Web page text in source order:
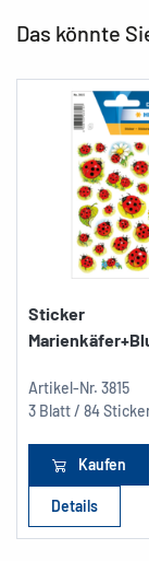
Das könnte
Sticker
Artikel-Nr. 3815
3 Blatt / 84
Kaufen
Details